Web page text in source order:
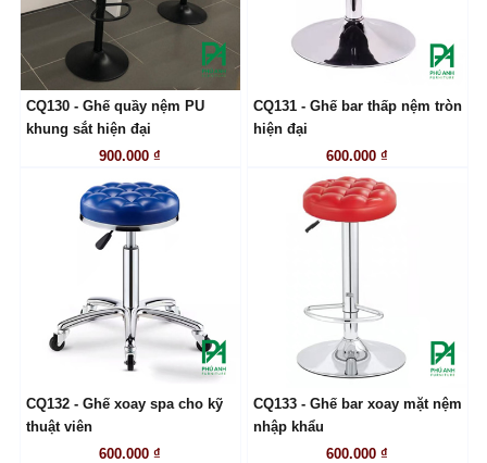
LIÊN HỆ
CQ130 - Ghế quầy nệm PU
khung sắt hiện đại
900.000 ₫
CQ131 - Ghế bar thấp nệm tròn
hiện đại
600.000 ₫
CQ132 - Ghế xoay spa cho kỹ
thuật viên
600.000 ₫
CQ133 - Ghế bar xoay mặt nệm
nhập khẩu
600.000 ₫